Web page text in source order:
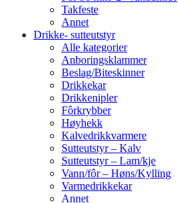
Takfeste
Annet
Drikke- sutteutstyr
Alle kategorier
Anboringsklammer
Beslag/Biteskinner
Drikkekar
Drikkenipler
Fôrkrybber
Høyhekk
Kalvedrikkvarmere
Sutteutstyr – Kalv
Sutteutstyr – Lam/kje
Vann/fôr – Høns/Kylling
Varmedrikkekar
Annet